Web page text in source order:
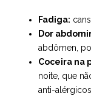
Fadiga:
Dor
abdômen,
Coceira na
noite, que
anti-